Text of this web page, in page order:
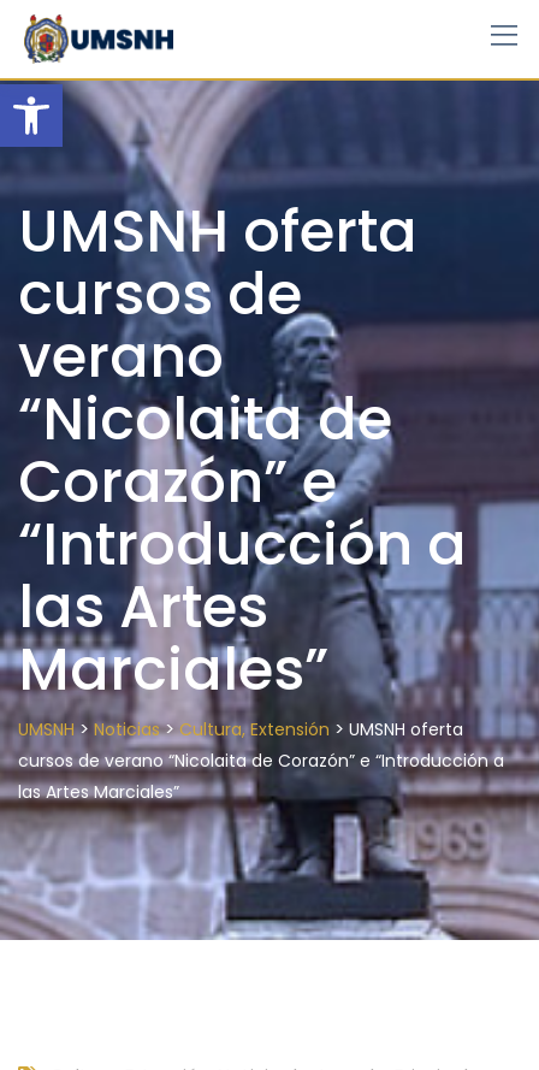
Open toolbar
Skip
content
UMSNH oferta
cursos de
verano
“Nicolaita de
Corazón” e
“Introducción a
las Artes
Marciales”
UMSNH> Noticias>Cultura, Extensión > UMSNH oferta
cursos de verano “Nicolaita de Corazón” e “Introducción a
las Artes Marciales”